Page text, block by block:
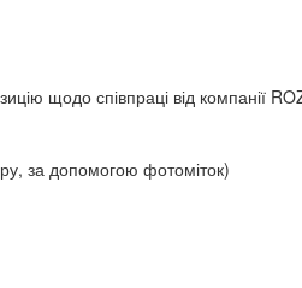
щодо співпраці від компанії
за допомогою фотоміток)